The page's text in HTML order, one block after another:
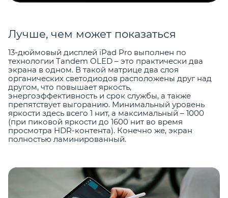
Лучше, чем может показаться
13-дюймовый дисплей iPad Pro выполнен по
технологии Tandem OLED – это практически два
экрана в одном. В такой матрице два слоя
органических светодиодов расположены друг над
другом, что повышает яркость,
энергоэффективность и срок службы, а также
препятствует выгоранию. Минимальный уровень
яркости здесь всего 1 нит, а максимальный – 1000
(при пиковой яркости до 1600 нит во время
просмотра HDR-контента). Конечно же, экран
полностью ламинированный.